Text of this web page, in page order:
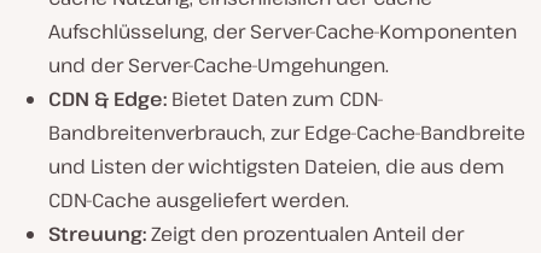
Aufschlüsselung, der Server-Cache-Komponenten
und der Server-Cache-Umgehungen.
CDN & Edge: Bietet Daten zum CDN-
Bandbreitenverbrauch, zur Edge-Cache-Bandbreite
und Listen der wichtigsten Dateien, die aus dem
CDN-Cache ausgeliefert werden.
Streuung:Zeigt den prozentualen Anteil der